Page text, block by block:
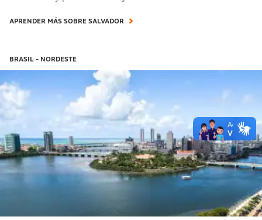
APRENDER MÁS SOBRE SALVADOR
BRASIL - NORDESTE